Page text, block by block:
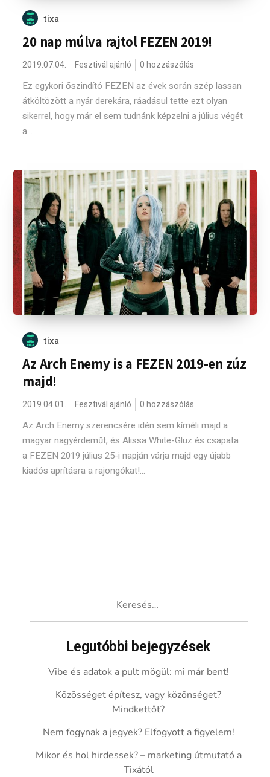
tixa
20 nap múlva rajtol FEZEN 2019!
2019.07.04. Fesztivál ajánló 0 hozzászólás
Ez egykori őszindító FEZEN az évek során szép lassan
átköltözött a nyár derekára, ráadásul tette ezt olyan
sikerrel, hogy már el sem tudnánk képzelni a július végét
a...
tixa
Az Arch Enemy is a FEZEN 2019-en zúz
majd!
2019.04.01. Fesztivál ajánló 0 hozzászólás
Az Arch Enemy szerencsére idén sem kíméli majd a
magyar nagyérdeműt, és Alissa White-Gluz és csapata
a FEZEN 2019 július 25-i napján várja majd egy újabb
kiadós aprításra a rajongókat!...
Legutóbbi bejegyzések
Vibe és adatok a pult mögül: mi már bent!
Közösséget építesz, vagy közönséget?
Mindkettőt?
Nem fogynak a jegyek? Elfogyott a figyelem!
Mikor és hol hirdessek? – marketing útmutató a
Tixától